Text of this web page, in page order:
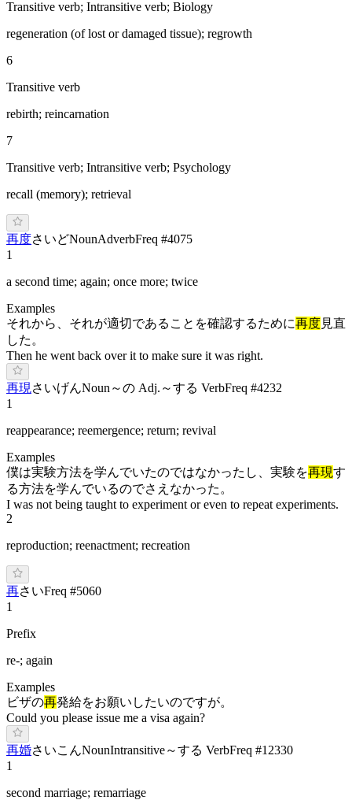
Transitive verb; Intransitive verb; Biology
regeneration (of lost or damaged tissue); regrowth
6
Transitive verb
rebirth; reincarnation
7
Transitive verb; Intransitive verb; Psychology
recall (memory); retrieval
再度さ いどNounAdverbFreq #4075
1
a second time; again; once more; twice
Examples
それから、それが適切であることを確認するために再度見直
した。
Then he went back over it to make sure it was right.
再現 さ いげんNoun ～の Adj. ～する VerbFreq #4232
1
reappearance; reemergence; return; revival
Examples
僕は実験方法を学んでいたのではなかったし、実験を再現す
る方法を学んでいるのでさえなかった。
I was not being taught to experiment or even to repeat experiments.
2
reproduction; reenactment; recreation
再さいFreq #5060
1
Prefix
re-; again
Examples
ビザの再発給をお願いしたいのですが。
Could you please issue me a visa again?
再婚さ いこんNounIntransitive～する VerbFreq #12330
1
second marriage; remarriage